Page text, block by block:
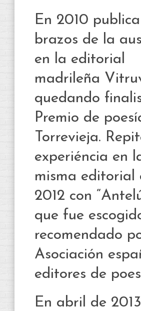
En 2010 publica
brazos de la
en la editorial
madrileña
quedando
Premio de
Torrevieja.
experiéncia en
misma editorial
2012 con
que fue
recomendado
Asociación
editores de
En abril de 2013